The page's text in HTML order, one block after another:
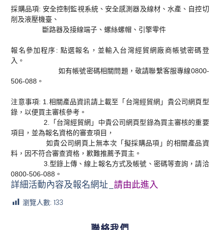
採購品項: 安全控制監視系統、安全感測器及線材、水產、自控切
削及液壓機臺、
斷路器及接線端子、螺絲螺帽、引擎零件
報名參加程序: 點選報名，並輸入台灣經貿網廠商帳號密碼登
入。
如有帳號密碼相關問題，敬請聯繫客服專線0800-
506-088。
注意事項: 1.相關產品資訊請上載至「台灣經貿網」貴公司網頁型
錄，以便買主審核參考。
2.「台灣經貿網」中貴公司網頁型錄為買主審核的重要
項目，並為報名資格的審查項目，
如貴公司網頁上無本次「擬採購品項」的相關產品資
料，因不符合審查資格，歉難推薦予買主。
3.型錄上傳、線上報名方式及帳號、密碼等查詢，請洽
0800-506-088。
詳細活動內容及報名網址_請由此進入
瀏覽人數: 133